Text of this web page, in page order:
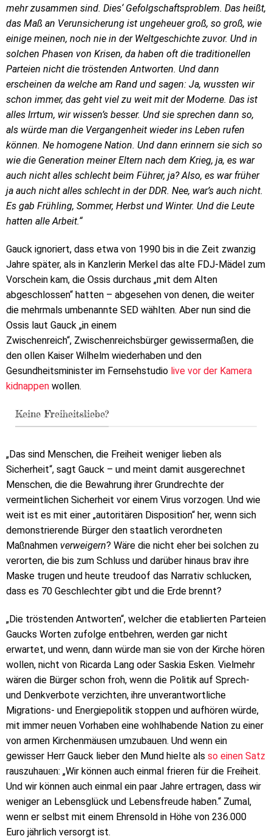
mehr zusammen sind. Dies‘ Gefolgschaftsproblem. Das heißt,
das Maß an Verunsicherung ist ungeheuer groß, so groß, wie
einige meinen, noch nie in der Weltgeschichte zuvor. Und in
solchen Phasen von Krisen, da haben oft die traditionellen
Parteien nicht die tröstenden Antworten. Und dann
erscheinen da welche am Rand und sagen: Ja, wussten wir
schon immer, das geht viel zu weit mit der Moderne. Das ist
alles Irrtum, wir wissen’s besser. Und sie sprechen dann so,
als würde man die Vergangenheit wieder ins Leben rufen
können. Ne homogene Nation. Und dann erinnern sie sich so
wie die Generation meiner Eltern nach dem Krieg, ja, es war
auch nicht alles schlecht beim Führer, ja? Also, es war früher
ja auch nicht alles schlecht in der DDR. Nee, war’s auch nicht.
Es gab Frühling, Sommer, Herbst und Winter. Und die Leute
hatten alle Arbeit.“
Gauck ignoriert, dass etwa von 1990 bis in die Zeit zwanzig
Jahre später, als in Kanzlerin Merkel das alte FDJ-Mädel zum
Vorschein kam, die Ossis durchaus „mit dem Alten
abgeschlossen“ hatten – abgesehen von denen, die weiter
die mehrmals umbenannte SED wählten. Aber nun sind die
Ossis laut Gauck „in einem
Zwischenreich“, Zwischenreichsbürger gewissermaßen, die
den ollen Kaiser Wilhelm wiederhaben und den
Gesundheitsminister im Fernsehstudio live vor der Kamera
kidnappen wollen.
Keine Freiheitsliebe?
„Das sind Menschen, die Freiheit weniger lieben als
Sicherheit“, sagt Gauck – und meint damit ausgerechnet
Menschen, die die Bewahrung ihrer Grundrechte der
vermeintlichen Sicherheit vor einem Virus vorzogen. Und wie
weit ist es mit einer „autoritären Disposition“ her, wenn sich
demonstrierende Bürger den staatlich verordneten
Maßnahmen verweigern? Wäre die nicht eher bei solchen zu
verorten, die bis zum Schluss und darüber hinaus brav ihre
Maske trugen und heute treudoof das Narrativ schlucken,
dass es 70 Geschlechter gibt und die Erde brennt?
„Die tröstenden Antworten“, welcher die etablierten Parteien
Gaucks Worten zufolge entbehren, werden gar nicht
erwartet, und wenn, dann würde man sie von der Kirche hören
wollen, nicht von Ricarda Lang oder Saskia Esken. Vielmehr
wären die Bürger schon froh, wenn die Politik auf Sprech-
und Denkverbote verzichten, ihre unverantwortliche
Migrations- und Energiepolitik stoppen und aufhören würde,
mit immer neuen Vorhaben eine wohlhabende Nation zu einer
von armen Kirchenmäusen umzubauen. Und wenn ein
gewisser Herr Gauck lieber den Mund hielte als so einen Satz
rauszuhauen: „Wir können auch einmal frieren für die Freiheit.
Und wir können auch einmal ein paar Jahre ertragen, dass wir
weniger an Lebensglück und Lebensfreude haben.“ Zumal,
wenn er selbst mit einem Ehrensold in Höhe von 236.000
Euro jährlich versorgt ist.